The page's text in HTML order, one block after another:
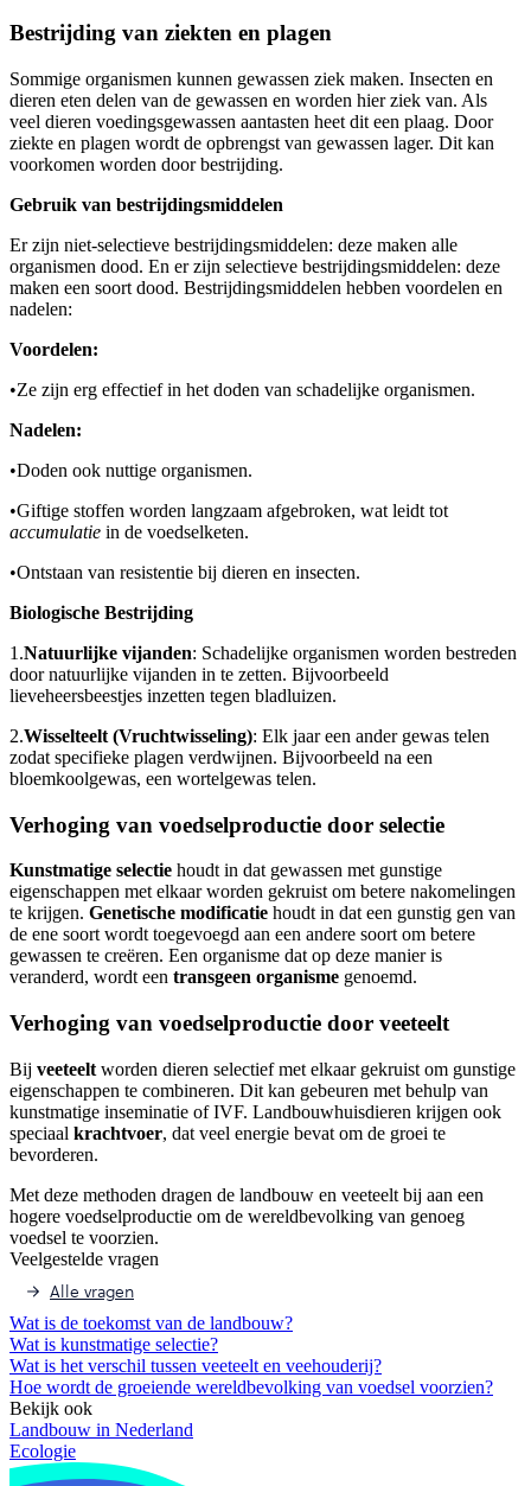
Bestrijding van ziekten en plagen
Sommige organismen kunnen gewassen ziek maken. Insecten en
dieren eten delen van de gewassen en worden hier ziek van. Als
veel dieren voedingsgewassen aantasten heet dit een plaag. Door
ziekte en plagen wordt de opbrengst van gewassen lager. Dit kan
voorkomen worden door bestrijding.
Gebruik van bestrijdingsmiddelen
Er zijn niet-selectieve bestrijdingsmiddelen: deze maken alle
organismen dood. En er zijn selectieve bestrijdingsmiddelen: deze
maken een soort dood. Bestrijdingsmiddelen hebben voordelen en
nadelen:
Voordelen:
•Ze zijn erg effectief in het doden van schadelijke organismen.
Nadelen:
•Doden ook nuttige organismen.
•Giftige stoffen worden langzaam afgebroken, wat leidt tot
accumulatie in de voedselketen.
•Ontstaan van resistentie bij dieren en insecten.
Biologische Bestrijding
1.Natuurlijke vijanden: Schadelijke organismen worden bestreden
door natuurlijke vijanden in te zetten. Bijvoorbeeld
lieveheersbeestjes inzetten tegen bladluizen.
2.Wisselteelt (Vruchtwisseling): Elk jaar een ander gewas telen
zodat specifieke plagen verdwijnen. Bijvoorbeeld na een
bloemkoolgewas, een wortelgewas telen.
Verhoging van voedselproductie door selectie
Kunstmatige selectie houdt in dat gewassen met gunstige
eigenschappen met elkaar worden gekruist om betere nakomelingen
te krijgen. Genetische modificatie houdt in dat een gunstig gen van
de ene soort wordt toegevoegd aan een andere soort om betere
gewassen te creëren. Een organisme dat op deze manier is
veranderd, wordt een transgeen organisme genoemd.
Verhoging van voedselproductie door veeteelt
Bij veeteelt worden dieren selectief met elkaar gekruist om gunstige
eigenschappen te combineren. Dit kan gebeuren met behulp van
kunstmatige inseminatie of IVF. Landbouwhuisdieren krijgen ook
speciaal krachtvoer, dat veel energie bevat om de groei te
bevorderen.
Met deze methoden dragen de landbouw en veeteelt bij aan een
hogere voedselproductie om de wereldbevolking van genoeg
voedsel te voorzien.
Veelgestelde vragen
Alle vragen
Wat is de toekomst van de landbouw?
Wat is kunstmatige selectie?
Wat is het verschil tussen veeteelt en veehouderij?
Hoe wordt de groeiende wereldbevolking van voedsel voorzien?
Bekijk ook
Landbouw in Nederland
Ecologie